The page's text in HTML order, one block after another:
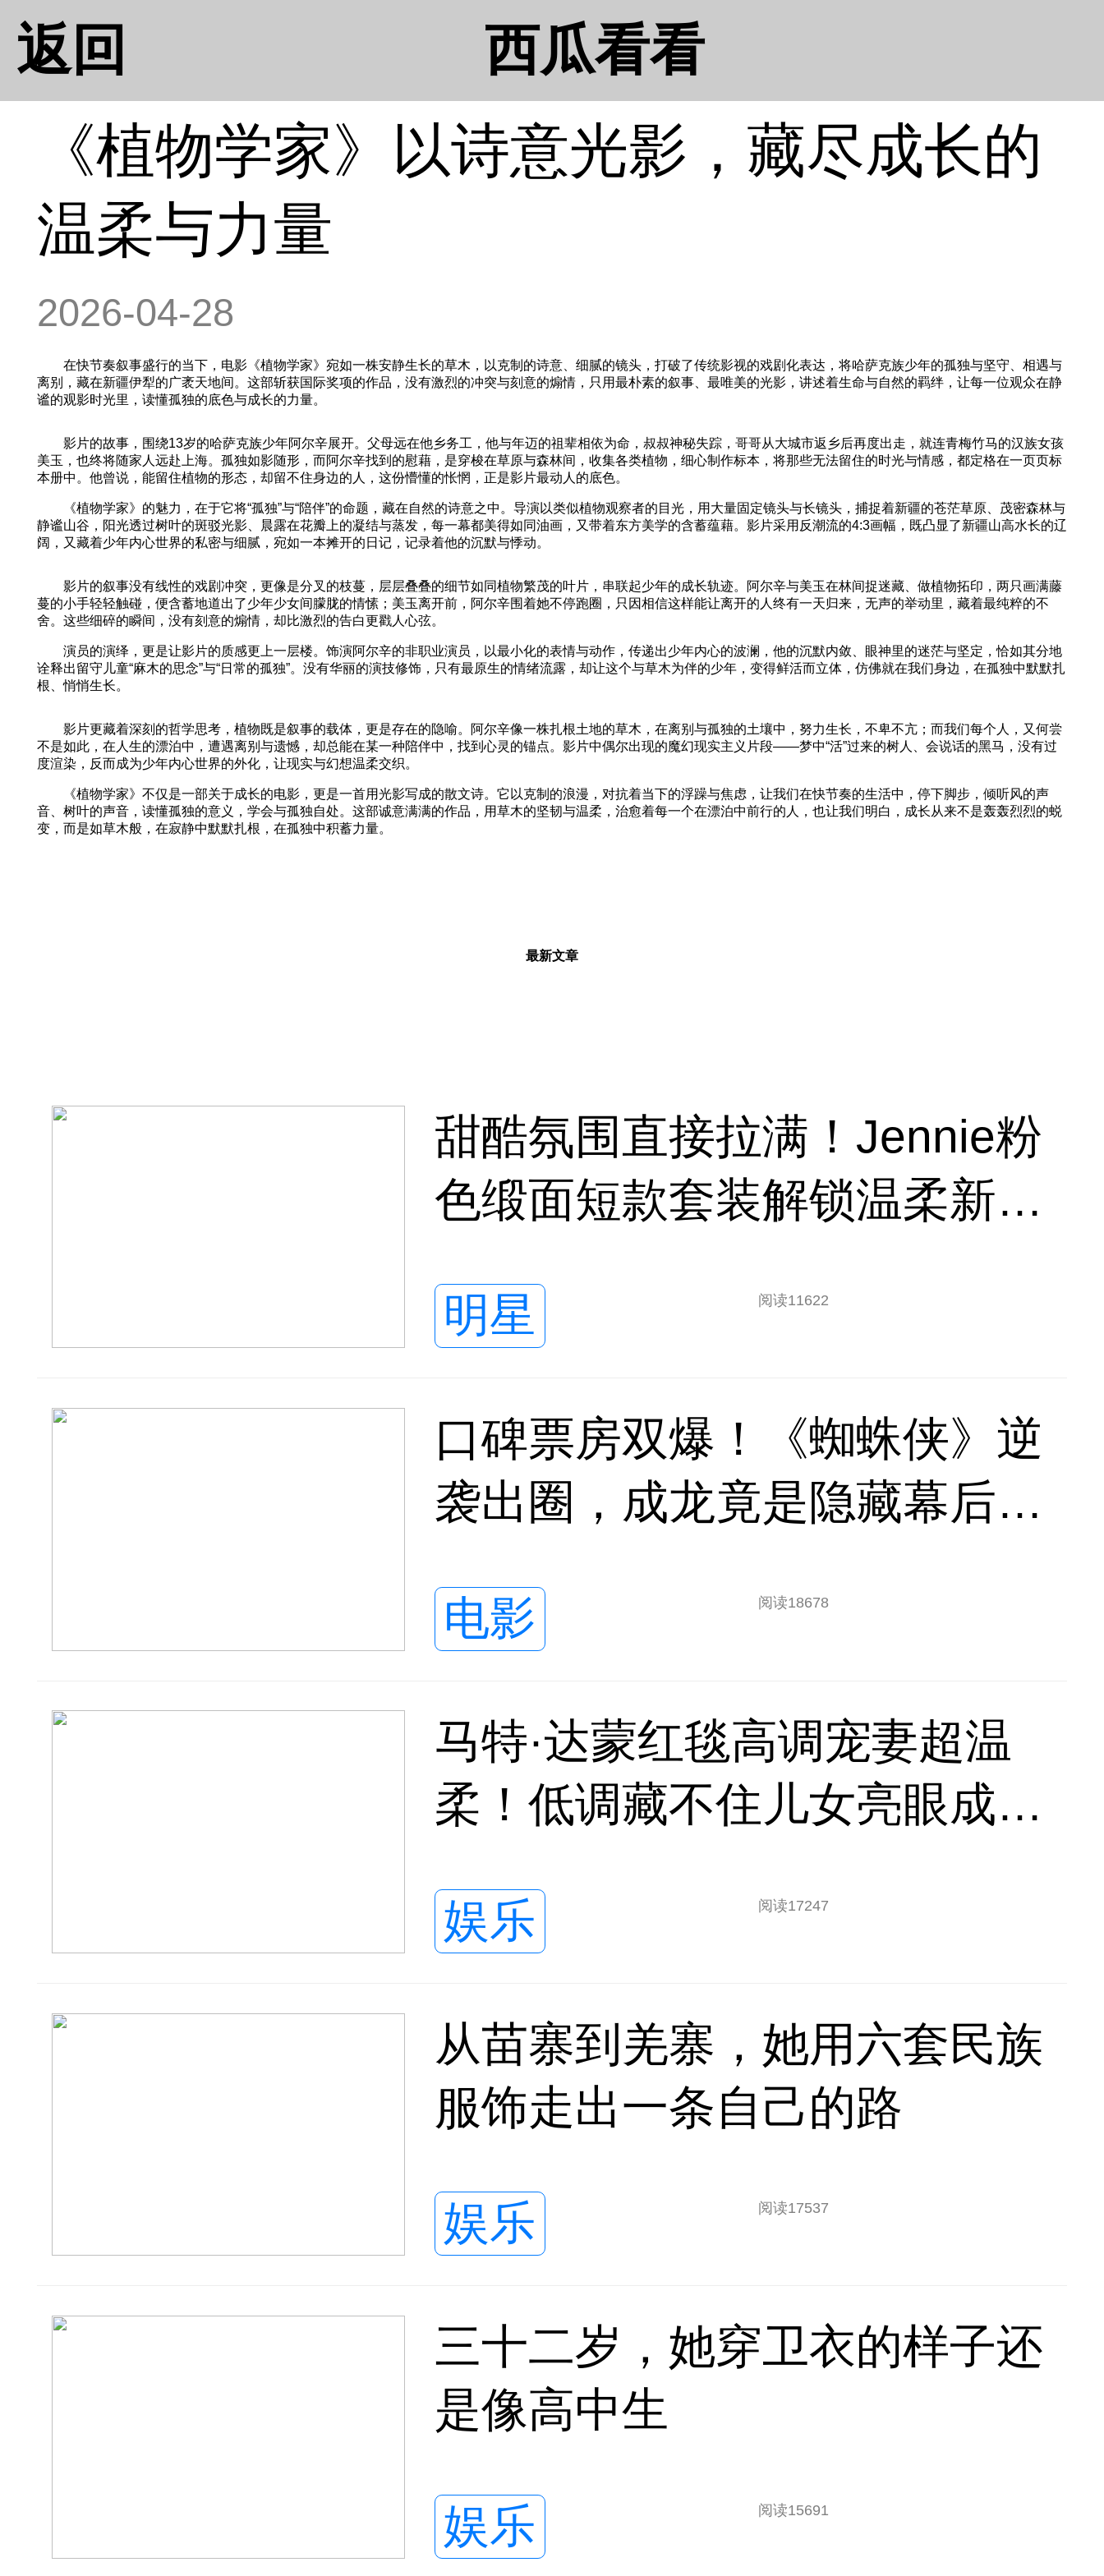
返回 西瓜看看
《植物学家》以诗意光影，藏尽成长的
温柔与力量
2026-04-28
在快节奏叙事盛行的当下，电影《植物学家》宛如一株安静生长的草木，以克制的诗意、细腻的镜头，打破了传统影视的戏剧化表达，将哈萨克族少年的孤独与坚守、相遇与
离别，藏在新疆伊犁的广袤天地间。这部斩获国际奖项的作品，没有激烈的冲突与刻意的煽情，只用最朴素的叙事、最唯美的光影，讲述着生命与自然的羁绊，让每一位观众在静
谧的观影时光里，读懂孤独的底色与成长的力量。
影片的故事，围绕13岁的哈萨克族少年阿尔辛展开。父母远在他乡务工，他与年迈的祖辈相依为命，叔叔神秘失踪，哥哥从大城市返乡后再度出走，就连青梅竹马的汉族女孩
美玉，也终将随家人远赴上海。孤独如影随形，而阿尔辛找到的慰藉，是穿梭在草原与森林间，收集各类植物，细心制作标本，将那些无法留住的时光与情感，都定格在一页页标
本册中。他曾说，能留住植物的形态，却留不住身边的人，这份懵懂的怅惘，正是影片最动人的底色。
《植物学家》的魅力，在于它将“孤独”与“陪伴”的命题，藏在自然的诗意之中。导演以类似植物观察者的目光，用大量固定镜头与长镜头，捕捉着新疆的苍茫草原、茂密森林与
静谧山谷，阳光透过树叶的斑驳光影、晨露在花瓣上的凝结与蒸发，每一幕都美得如同油画，又带着东方美学的含蓄蕴藉。影片采用反潮流的4:3画幅，既凸显了新疆山高水长的辽
阔，又藏着少年内心世界的私密与细腻，宛如一本摊开的日记，记录着他的沉默与悸动。
影片的叙事没有线性的戏剧冲突，更像是分叉的枝蔓，层层叠叠的细节如同植物繁茂的叶片，串联起少年的成长轨迹。阿尔辛与美玉在林间捉迷藏、做植物拓印，两只画满藤
蔓的小手轻轻触碰，便含蓄地道出了少年少女间朦胧的情愫；美玉离开前，阿尔辛围着她不停跑圈，只因相信这样能让离开的人终有一天归来，无声的举动里，藏着最纯粹的不
舍。这些细碎的瞬间，没有刻意的煽情，却比激烈的告白更戳人心弦。
演员的演绎，更是让影片的质感更上一层楼。饰演阿尔辛的非职业演员，以最小化的表情与动作，传递出少年内心的波澜，他的沉默内敛、眼神里的迷茫与坚定，恰如其分地
诠释出留守儿童“麻木的思念”与“日常的孤独”。没有华丽的演技修饰，只有最原生的情绪流露，却让这个与草木为伴的少年，变得鲜活而立体，仿佛就在我们身边，在孤独中默默扎
根、悄悄生长。
影片更藏着深刻的哲学思考，植物既是叙事的载体，更是存在的隐喻。阿尔辛像一株扎根土地的草木，在离别与孤独的土壤中，努力生长，不卑不亢；而我们每个人，又何尝
不是如此，在人生的漂泊中，遭遇离别与遗憾，却总能在某一种陪伴中，找到心灵的锚点。影片中偶尔出现的魔幻现实主义片段——梦中“活”过来的树人、会说话的黑马，没有过
度渲染，反而成为少年内心世界的外化，让现实与幻想温柔交织。
《植物学家》不仅是一部关于成长的电影，更是一首用光影写成的散文诗。它以克制的浪漫，对抗着当下的浮躁与焦虑，让我们在快节奏的生活中，停下脚步，倾听风的声
音、树叶的声音，读懂孤独的意义，学会与孤独自处。这部诚意满满的作品，用草木的坚韧与温柔，治愈着每一个在漂泊中前行的人，也让我们明白，成长从来不是轰轰烈烈的蜕
变，而是如草木般，在寂静中默默扎根，在孤独中积蓄力量。
最新文章
甜酷氛围直接拉满！Jennie粉
色缎面短款套装解锁温柔新质
明星 阅读11622
口碑票房双爆！《蜘蛛侠》逆
袭出圈，成龙竟是隐藏幕后王
电影 阅读18678
马特·达蒙红毯高调宠妻超温
柔！低调藏不住儿女亮眼成长
娱乐 阅读17247
从苗寨到羌寨，她用六套民族
服饰走出一条自己的路
娱乐 阅读17537
三十二岁，她穿卫衣的样子还
是像高中生
娱乐 阅读15691